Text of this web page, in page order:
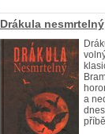
Drákula nesmrtelný
a